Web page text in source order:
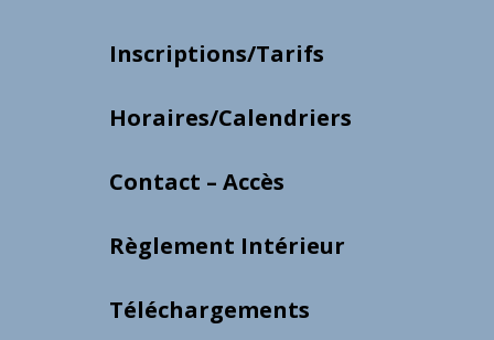
Inscriptions/Tarifs
Horaires/Calendriers
Contact – Accès
Règlement Intérieur
Téléchargements